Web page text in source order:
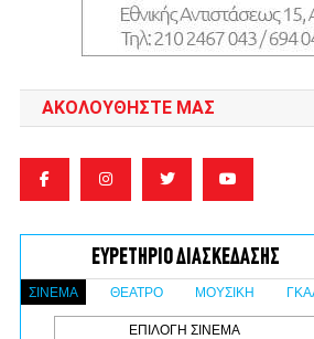
ΑΚΟΛΟΥΘΉΣΤΕ ΜΑΣ